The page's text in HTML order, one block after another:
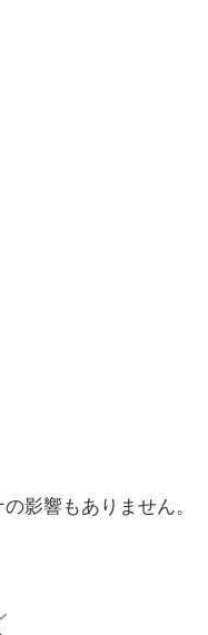
影響もありません。